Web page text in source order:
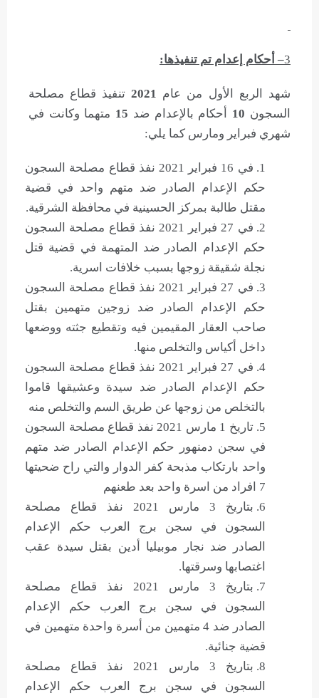
3– أحكام إعدام تم تنفيذها:
شهد الربع الأول من عام 2021تنفيذ قطاع مصلحة
السجون 10أحكام بالإعدام ضد 15متهما وكانت في
شهري فبراير ومارس كما يلي:
في 16 فبراير 2021 نفذ قطاع مصلحة السجون
حكم الإعدام الصادر ضد متهم واحد في قضية
مقتل طالبة بمركز الحسينية في محافظة الشرقية.
في 27 فبراير 2021 نفذ قطاع مصلحة السجون
حكم الإعدام الصادر ضد المتهمة في قضية قتل
نجلة شقيقة زوجها بسبب خلافات اسرية.
في 27 فبراير 2021 نفذ قطاع مصلحة السجون
حكم الإعدام الصادر ضد زوجين متهمين بقتل
صاحب العقار المقيمين فيه وتقطيع جثته ووضعها
داخل أكياس والتخلص منها.
في 27 فبراير 2021 نفذ قطاع مصلحة السجون
حكم الإعدام الصادر ضد سيدة وعشيقها قاموا
بالتخلص من زوجها عن طريق السم والتخلص منه
تاريخ 1 مارس 2021 نفذ قطاع مصلحة السجون
في سجن دمنهور حكم الإعدام الصادر ضد متهم
واحد بارتكاب مذبحة كفر الدوار والتي راح ضحيتها
7 افراد من اسرة واحد بعد طعنهم
بتاريخ 3 مارس 2021 نفذ قطاع مصلحة
السجون في سجن برج العرب حكم الإعدام
الصادر ضد نجار موبيليا أدين بقتل سيدة عقب
اغتصابها وسرقتها.
بتاريخ 3 مارس 2021 نفذ قطاع مصلحة
السجون في سجن برج العرب حكم الإعدام
الصادر ضد 4 متهمين من أسرة واحدة متهمين في
قضية جنائية.
بتاريخ 3 مارس 2021 نفذ قطاع مصلحة
السجون في سجن برج العرب حكم الإعدام